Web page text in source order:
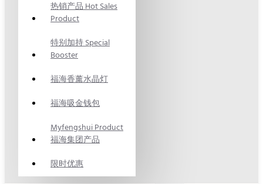
热销产品 Hot Sales
Product
特别加持 Special
Booster
福海香薰水晶灯
福海吸金钱包
Myfengshui Product
福海集团产品
限时优惠